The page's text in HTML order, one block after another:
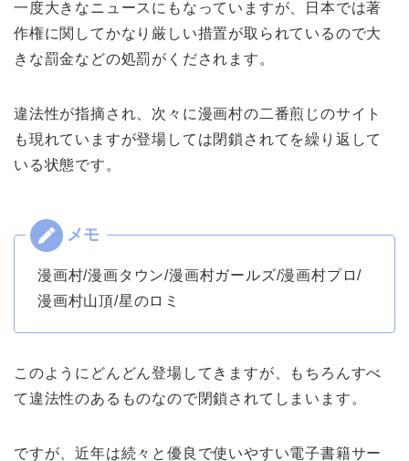
一度大きなニュースにもなっていますが、日本では著
作権に関してかなり厳しい措置が取られているので大
きな罰金などの処罰がくだされます。
違法性が指摘され、次々に漫画村の二番煎じのサイト
も現れていますが登場しては閉鎖されてを繰り返して
いる状態です。
漫画村/漫画タウン/漫画村ガールズ/漫画村プロ/
漫画村山頂/星のロミ
このようにどんどん登場してきますが、もちろんすべ
て違法性のあるものなので閉鎖されてしまいます。
ですが、近年は続々と優良で使いやすい電子書籍サー